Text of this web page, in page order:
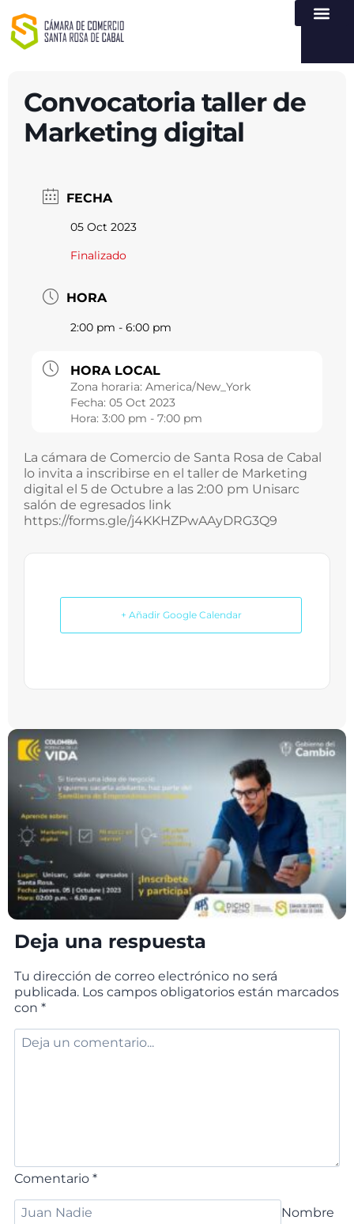
Convocatoria taller de
Marketing digital
FECHA
05 Oct 2023
Finalizado
HORA
2:00 pm - 6:00 pm
HORA LOCAL
Zona horaria: America/New_York
Fecha: 05 Oct 2023
Hora: 3:00 pm - 7:00 pm
La cámara de Comercio de Santa Rosa de Cabal
lo invita a inscribirse en el taller de Marketing
digital el 5 de Octubre a las 2:00 pm Unisarc
salón de egresados link
https://forms.gle/j4KKHZPwAAyDRG3Q9
+ Añadir Google Calendar
Deja una respuesta
Tu dirección de correo electrónico no será
publicada. Los campos obligatorios están marcados
con *
Comentario *
Nombre